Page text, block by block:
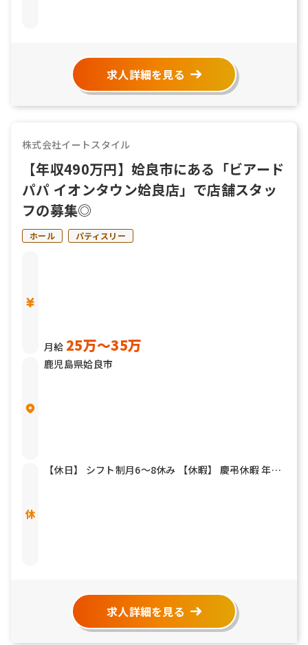
求人詳細を見る
株式会社イートスタイル
【年収490万円】姶良市にある「ビアード
パパ イオンタウン姶良店」で店舗スタッ
フの募集◎
ホール パティスリー
月給 25万〜35万
鹿児島県姶良市
【休日】 シフト制月6～8休み 【休暇】 慶弔休暇 年末
求人詳細を見る